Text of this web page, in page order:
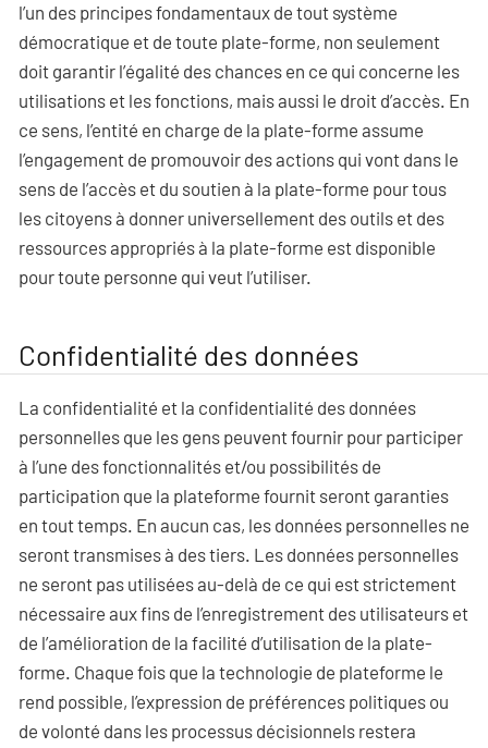
l’un des principes fondamentaux de tout système
démocratique et de toute plate-forme, non seulement
doit garantir l’égalité des chances en ce qui concerne les
utilisations et les fonctions, mais aussi le droit d’accès. En
ce sens, l’entité en charge de la plate-forme assume
l’engagement de promouvoir des actions qui vont dans le
sens de l’accès et du soutien à la plate-forme pour tous
les citoyens à donner universellement des outils et des
ressources appropriés à la plate-forme est disponible
pour toute personne qui veut l’utiliser.
Confidentialité des données
La confidentialité et la confidentialité des données
personnelles que les gens peuvent fournir pour participer
à l’une des fonctionnalités et/ou possibilités de
participation que la plateforme fournit seront garanties
en tout temps. En aucun cas, les données personnelles ne
seront transmises à des tiers. Les données personnelles
ne seront pas utilisées au-delà de ce qui est strictement
nécessaire aux fins de l’enregistrement des utilisateurs et
de l’amélioration de la facilité d’utilisation de la plate-
forme. Chaque fois que la technologie de plateforme le
rend possible, l’expression de préférences politiques ou
de volonté dans les processus décisionnels restera